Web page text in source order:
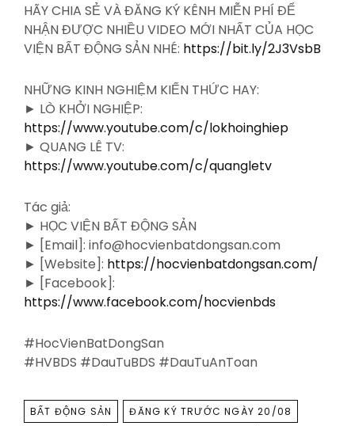
HÃY CHIA SẺ VÀ ĐĂNG KÝ KÊNH MIỄN PHÍ ĐỂ
NHẬN ĐƯỢC NHIỀU VIDEO MỚI NHẤT CỦA HỌC
VIỆN BẤT ĐỘNG SẢN NHÉ: https://bit.ly/2J3VsbB
NHỮNG KINH NGHIỆM KIẾN THỨC HAY:
► LÒ KHỞI NGHIỆP:
https://www.youtube.com/c/lokhoinghiep
► QUANG LÊ TV:
https://www.youtube.com/c/quangletv
Tác giả:
► HỌC VIỆN BẤT ĐỘNG SẢN
► [Email]: info@hocvienbatdongsan.com
► [Website]: https://hocvienbatdongsan.com/
► [Facebook]:
https://www.facebook.com/hocvienbds
#HocVienBatDongSan
#HVBDS #DauTuBDS #DauTuAnToan
TAGS
BẤT ĐỘNG SẢN ĐĂNG KÝ TRƯỚC NGÀY 20/08